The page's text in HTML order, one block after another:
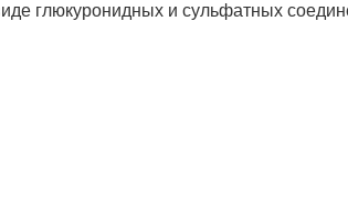
глюкуронидных и сульфатных